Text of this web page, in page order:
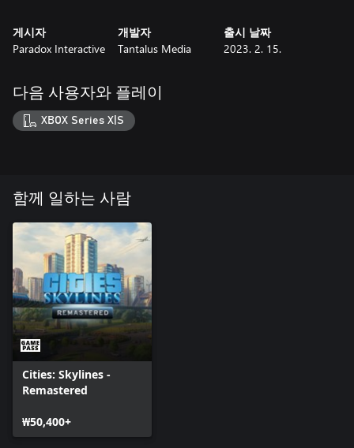
게시자
Paradox Interactive
개발자
Tantalus Media
출시 날짜
2023. 2. 15.
다음 사용자와 플레이
XBOX Series X|S
함께 일하는 사람
Cities: Skylines -
Remastered
₩50,400+